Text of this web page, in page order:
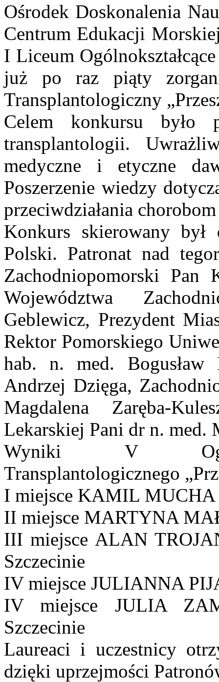
Ośrodek Doskonalenia
Centrum Edukacji
I Liceum
już po raz piąty
Transplantologiczny
Celem konkursu było
transplantologii.
medyczne i etyczne
Poszerzenie wiedzy
przeciwdziałania
Konkurs skierowany
Polski. Patronat nad
Zachodniopomorski Pan
Województwa
Geblewicz, Prezydent
Rektor Pomorskiego
hab. n. med. Bogusław
Andrzej Dzięga,
Magdalena Zaręba-
Lekarskiej Pani dr n. med.
Wyniki V
Transplantologicznego
I miejsce KAMIL MUCHA
II miejsce MARTYNA
III miejsce ALAN
Szczecinie
IV miejsce JULIANNA
IV miejsce JULIA
Szczecinie
Laureaci i uczestnicy
dzięki uprzejmości